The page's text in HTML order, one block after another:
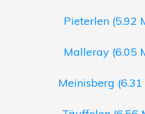
Pieterlen (5.92
Malleray (6.05
Meinisberg